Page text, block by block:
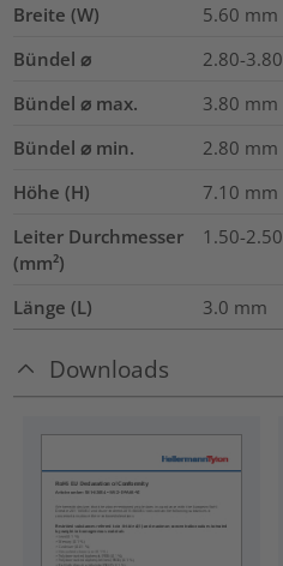
Breite (W) 5.60 mm
Bündel ⌀
2.80-3.80
Bündel ⌀ max.
3.80 mm
Bündel ⌀ min.
2.80 mm
Höhe (H)
7.10 mm
Leiter Durchmesser
(mm²)
1.50-2.50
Länge (L) 3.0 mm
Downloads